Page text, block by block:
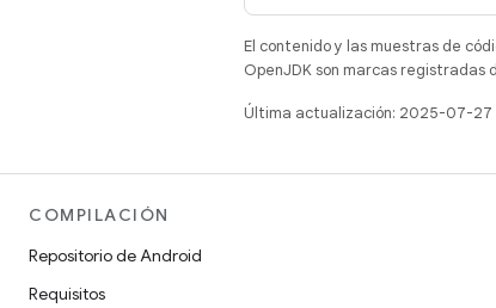
El contenido y las muestras de
OpenJDK son marcas registradas
Última actualización: 2025-07-27
COMPILACIÓN
Repositorio de Android
Requisitos